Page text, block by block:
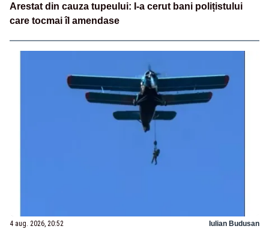
Arestat din cauza tupeului: I-a cerut bani polițistului
care tocmai îl amendase
4 aug. 2026, 20:52 Iulian Budusan